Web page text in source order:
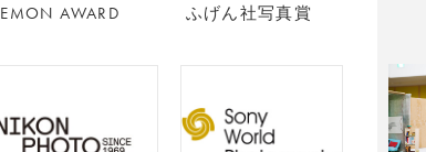
EMON AWARD ふげん社写真賞